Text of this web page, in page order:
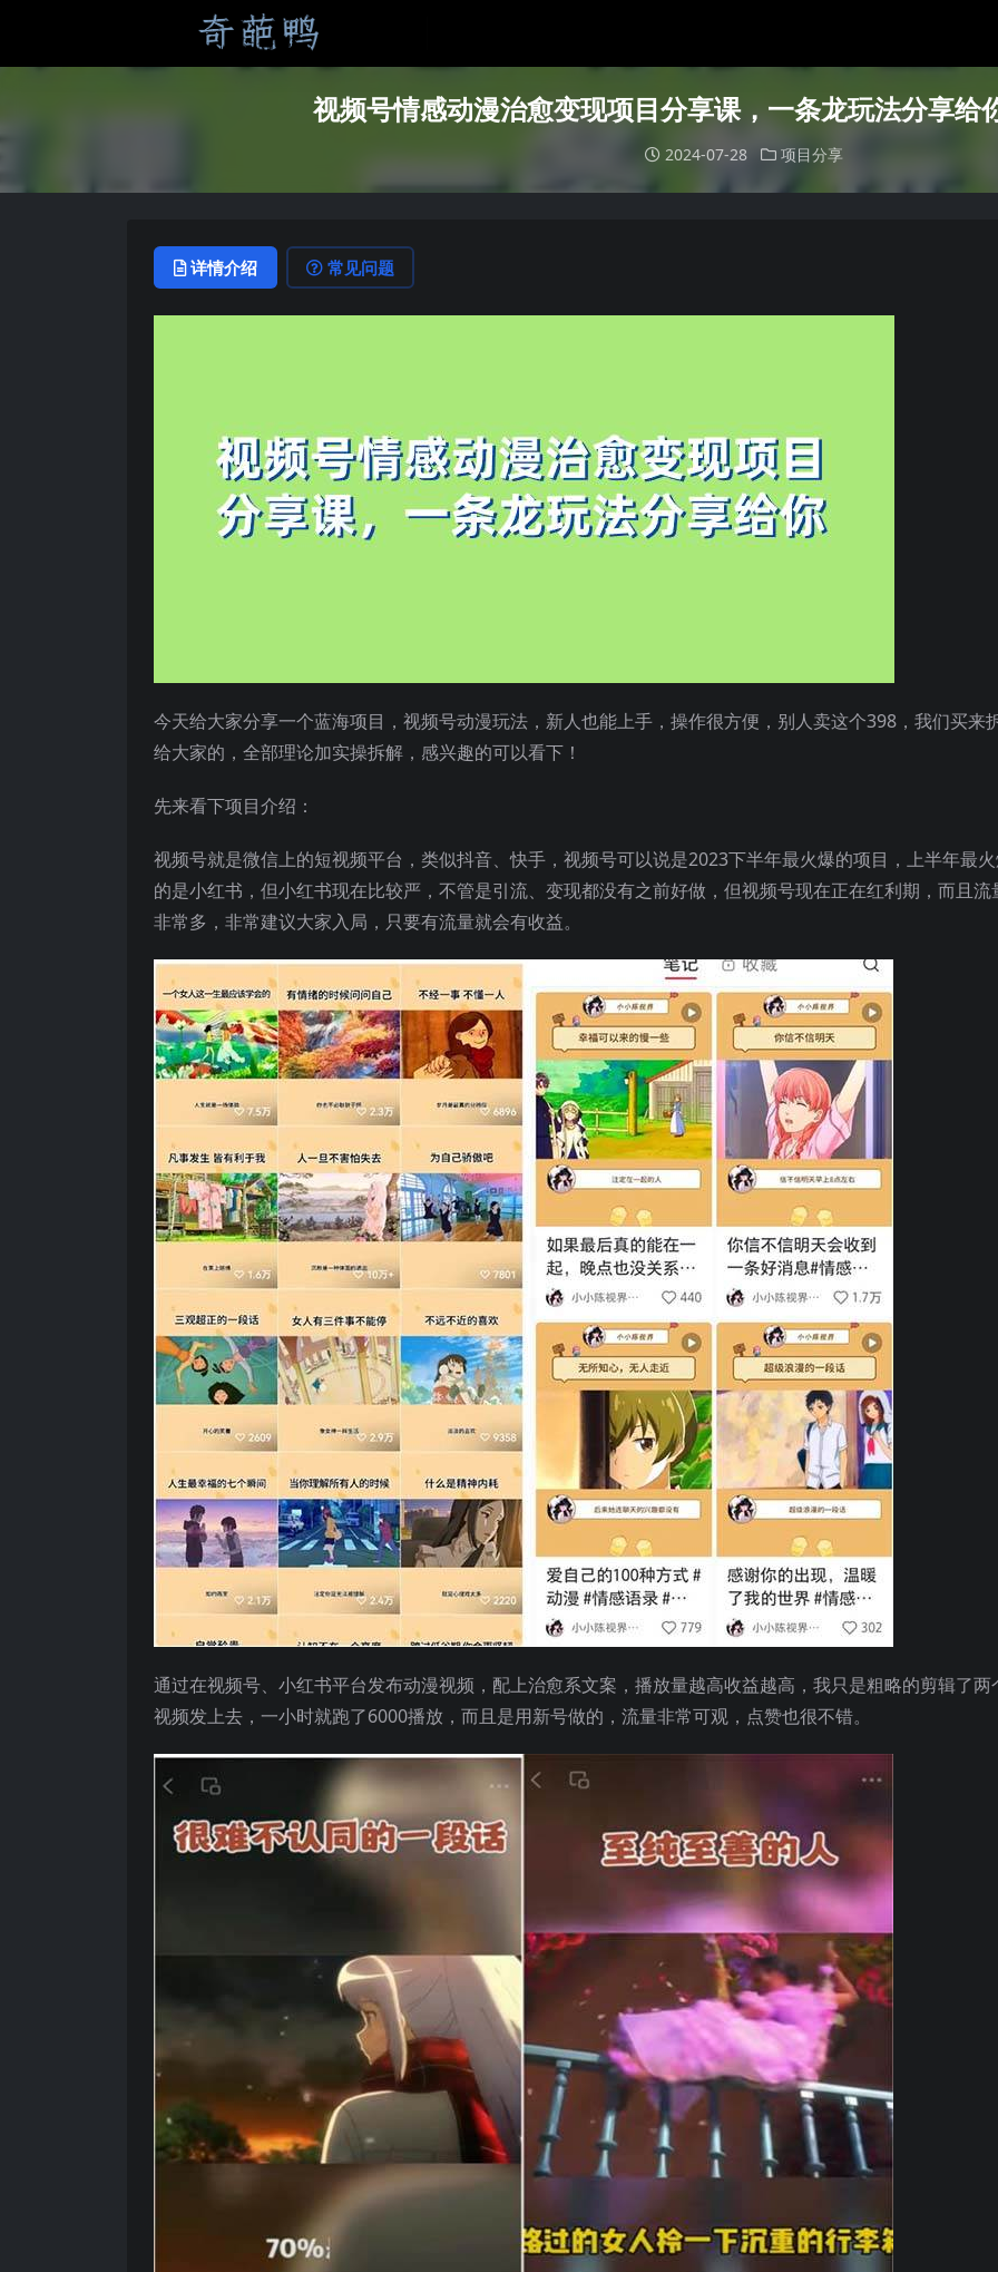
视频号情感动漫治愈变现项目分享课，一条龙玩法分享给
2024-07-28 项目分享
详情介绍 常见问题
今天给大家分享一个蓝海项目，视频号动漫玩法，新人也能上手，操作很方便，别人卖这个398，我们买来
给大家的，全部理论加实操拆解，感兴趣的可以看下！
先来看下项目介绍：
视频号就是微信上的短视频平台，类似抖音、快手，视频号可以说是2023下半年最火爆的项目，上半年最
的是小红书，但小红书现在比较严，不管是引流、变现都没有之前好做，但视频号现在正在红利期，而且流
非常多，非常建议大家入局，只要有流量就会有收益。
通过在视频号、小红书平台发布动漫视频，配上治愈系文案，播放量越高收益越高，我只是粗略的剪辑了两
视频发上去，一小时就跑了6000播放，而且是用新号做的，流量非常可观，点赞也很不错。